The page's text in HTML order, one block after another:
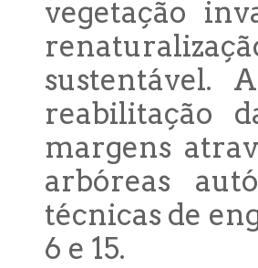
vegetação
sustentável.
reabilitação
margens
arbóreas
técnicas de
6 e 15.